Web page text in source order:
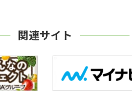
関連サイト